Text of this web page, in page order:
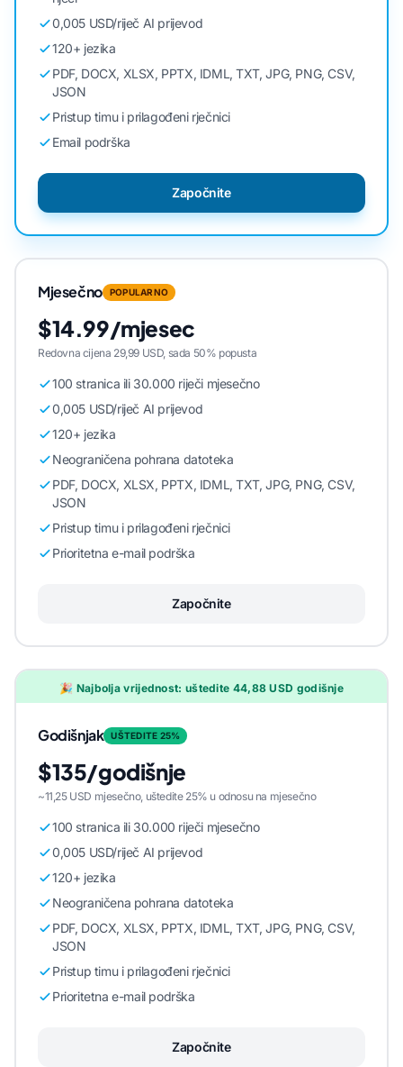
0,005 USD/riječ AI prijevod
120+ jezika
PDF, DOCX, XLSX, PPTX, IDML, TXT, JPG, PNG, CSV,
JSON
Pristup timu i prilagođeni rječnici
Email podrška
Započnite
Mjesečno POPULARNO
$14.99/mjesec
Redovna cijena 29,99 USD, sada 50% popusta
100 stranica ili 30.000 riječi mjesečno
0,005 USD/riječ AI prijevod
120+ jezika
Neograničena pohrana datoteka
PDF, DOCX, XLSX, PPTX, IDML, TXT, JPG, PNG, CSV,
JSON
Pristup timu i prilagođeni rječnici
Prioritetna e-mail podrška
Započnite
🎉 Najbolja vrijednost: uštedite 44,88 USD godišnje
Godišnjak UŠTEDITE 25%
$135/godišnje
~11,25 USD mjesečno, uštedite 25% u odnosu na mjesečno
100 stranica ili 30.000 riječi mjesečno
0,005 USD/riječ AI prijevod
120+ jezika
Neograničena pohrana datoteka
PDF, DOCX, XLSX, PPTX, IDML, TXT, JPG, PNG, CSV,
JSON
Pristup timu i prilagođeni rječnici
Prioritetna e-mail podrška
Započnite